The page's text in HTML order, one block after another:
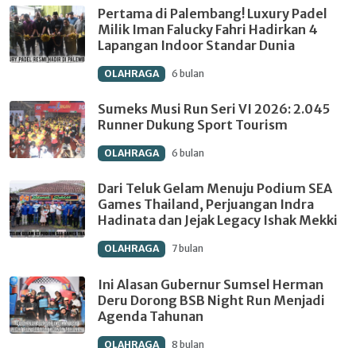
Pertama di Palembang! Luxury Padel
Milik Iman Falucky Fahri Hadirkan 4
Lapangan Indoor Standar Dunia
OLAHRAGA 6 bulan
Sumeks Musi Run Seri VI 2026: 2.045
Runner Dukung Sport Tourism
OLAHRAGA 6 bulan
Dari Teluk Gelam Menuju Podium SEA
Games Thailand, Perjuangan Indra
Hadinata dan Jejak Legacy Ishak Mekki
OLAHRAGA 7 bulan
Ini Alasan Gubernur Sumsel Herman
Deru Dorong BSB Night Run Menjadi
Agenda Tahunan
OLAHRAGA 8 bulan